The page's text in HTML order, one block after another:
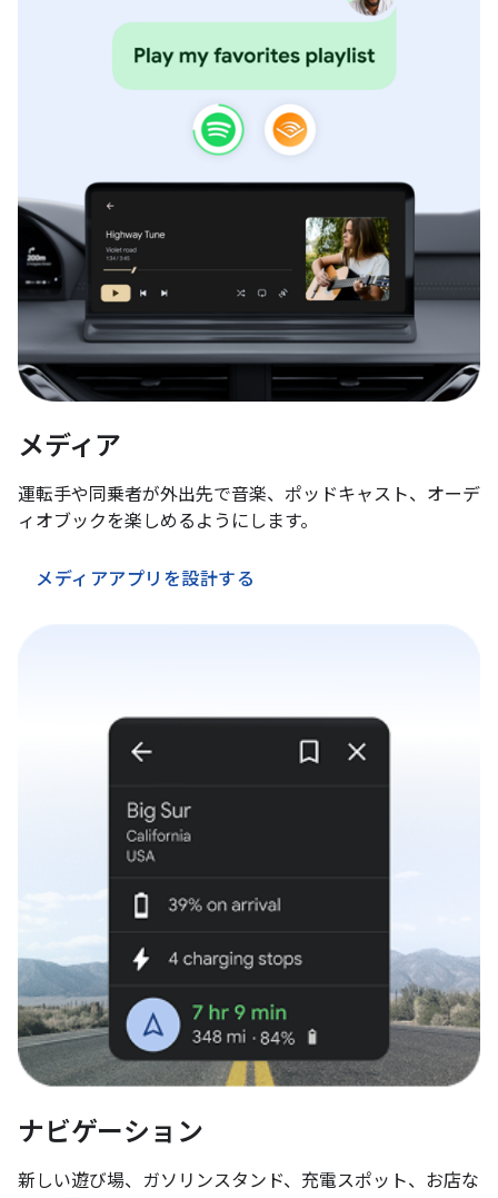
メディア
運転手や同乗者が外出先で音楽、ポッドキャスト、オーデ
ィオブックを楽しめるようにします。
メディアアプリを設計する
ナビゲーション
新しい遊び場、ガソリンスタンド、充電スポット、お店な